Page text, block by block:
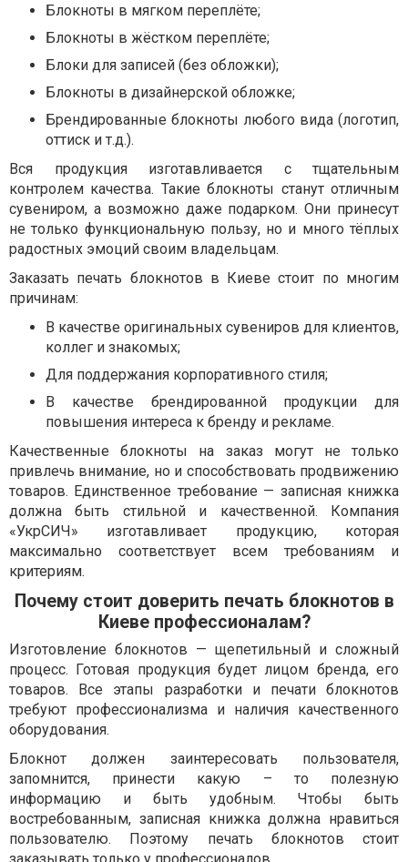
Блокноты в мягком переплёте;
Блокноты в жёстком переплёте;
Блоки для записей (без обложки);
Блокноты в дизайнерской обложке;
Брендированные блокноты любого вида (логотип,
оттиск и т.д.).
Вся продукция изготавливается с тщательным
контролем качества. Такие блокноты станут отличным
сувениром, а возможно даже подарком. Они принесут
не только функциональную пользу, но и много тёплых
радостных эмоций своим владельцам.
Заказать печать блокнотов в Киеве стоит по многим
причинам:
В качестве оригинальных сувениров для клиентов,
коллег и знакомых;
Для поддержания корпоративного стиля;
В качестве брендированной продукции для
повышения интереса к бренду и рекламе.
Качественные блокноты на заказ могут не только
привлечь внимание, но и способствовать продвижению
товаров. Единственное требование — записная книжка
должна быть стильной и качественной. Компания
«УкрСИЧ» изготавливает продукцию, которая
максимально соответствует всем требованиям и
критериям.
Почему стоит доверить печать блокнотов в
Киеве профессионалам?
Изготовление блокнотов — щепетильный и сложный
процесс. Готовая продукция будет лицом бренда, его
товаров. Все этапы разработки и печати блокнотов
требуют профессионализма и наличия качественного
оборудования.
Блокнот должен заинтересовать пользователя,
запомнится, принести какую – то полезную
информацию и быть удобным. Чтобы быть
востребованным, записная книжка должна нравиться
пользователю. Поэтому печать блокнотов стоит
заказывать только у профессионалов.